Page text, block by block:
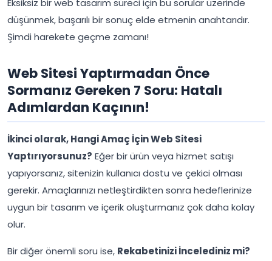
Eksiksiz bir web tasarım süreci için bu sorular üzerinde
düşünmek, başarılı bir sonuç elde etmenin anahtarıdır.
Şimdi harekete geçme zamanı!
Web Sitesi Yaptırmadan Önce
Sormanız Gereken 7 Soru: Hatalı
Adımlardan Kaçının!
İkinci olarak, Hangi Amaç İçin Web Sitesi
Yaptırıyorsunuz? Eğer bir ürün veya hizmet satışı
yapıyorsanız, sitenizin kullanıcı dostu ve çekici olması
gerekir. Amaçlarınızı netleştirdikten sonra hedeflerinize
uygun bir tasarım ve içerik oluşturmanız çok daha kolay
olur.
Bir diğer önemli soru ise, Rekabetinizi İncelediniz mi?